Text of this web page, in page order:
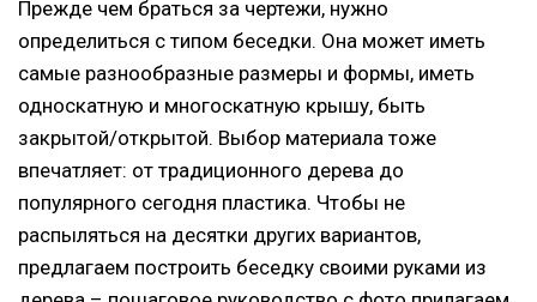
Прежде чем браться за чертежи, нужно
определиться с типом беседки. Она может иметь
самые разнообразные размеры и формы, иметь
односкатную и многоскатную крышу, быть
закрытой/открытой. Выбор материала тоже
впечатляет: от традиционного дерева до
популярного сегодня пластика. Чтобы не
распыляться на десятки других вариантов,
предлагаем построить беседку своими руками из